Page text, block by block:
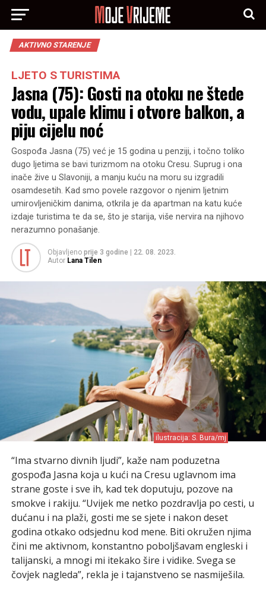
AKTIVNO STARENJE
LJETO S TURISTIMA
Jasna (75): Gosti na otoku ne štede
vodu, upale klimu i otvore balkon, a
piju cijelu noć
Gospođa Jasna (75) već je 15 godina u penziji, i točno toliko
dugo ljetima se bavi turizmom na otoku Cresu. Suprug i ona
inače žive u Slavoniji, a manju kuću na moru su izgradili
osamdesetih. Kad smo povele razgovor o njenim ljetnim
umirovljeničkim danima, otkrila je da apartman na katu kuće
izdaje turistima te da se, što je starija, više nervira na njihovo
nerazumno ponašanje.
Objavljeno prije 3 godine
22. 08. 2023.
Autor Lana Tilen
ilustracija: S. Bura/mj
“Ima stvarno divnih ljudi”, kaže nam poduzetna
gospođa Jasna koja u kući na Cresu uglavnom ima
strane goste i sve ih, kad tek doputuju, pozove na
smokve i rakiju. “Uvijek me netko pozdravlja po cesti, u
dućanu i na plaži, gosti me se sjete i nakon deset
godina otkako odsjednu kod mene. Biti okružen njima
čini me aktivnom, konstantno poboljšavam engleski i
talijanski, a mnogi mi itekako šire i vidike. Svega se
čovjek nagleda”, rekla je i tajanstveno se nasmiješila.